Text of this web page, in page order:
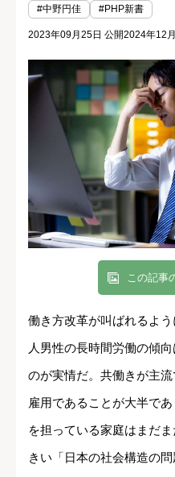
#中野円佳 #PHP新書
2023年09月25日 公開2024年12
この記事
働き方改革が叫ばれるよ
人男性の長時間労働の傾
のが実情だ。共働きが主
雇用であることが大半で
を担っている家庭はまだ
きい「日本の社会構造の